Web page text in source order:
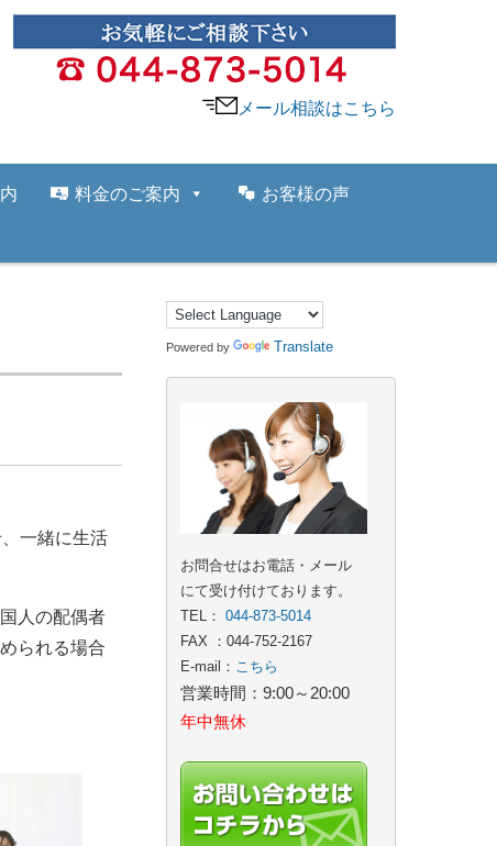
メール相談はこちら
料金のご案内 お客様の声
一緒に生活
人の配偶者
られる場合
Powered by Translate
お問合せはお電話・メール
にて受け付けております。
TEL：044-873-5014
FAX ：044-752-2167
E-mail： こちら
営業時間：9:00～20:00
年中無休